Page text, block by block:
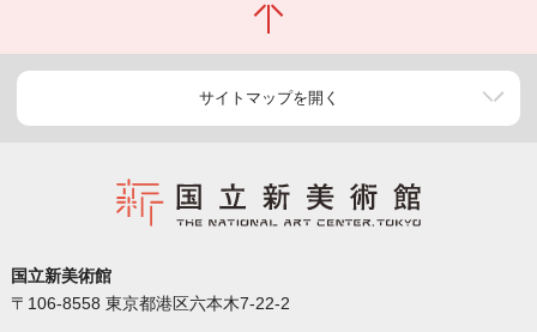
サイトマップを開く
国立新美術館
〒106-8558 東京都港区六本木7-22-2